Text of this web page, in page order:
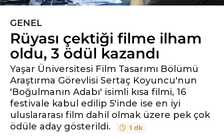
5
y
l
ö
n
c
e
5
y
GENEL
Rüyası çektiği filme ilham
oldu, 3 ödül kazandı
Yaşar Üniversitesi Film Tasarımı Bölümü
Araştırma Görevlisi Sertaç Koyuncu'nun
'Boğulmanın Adabı' isimli kısa filmi, 16
festivale kabul edilip 5'inde ise en iyi
uluslararası film dahil olmak üzere pek çok
ödüle aday gösterildi.
1 dk